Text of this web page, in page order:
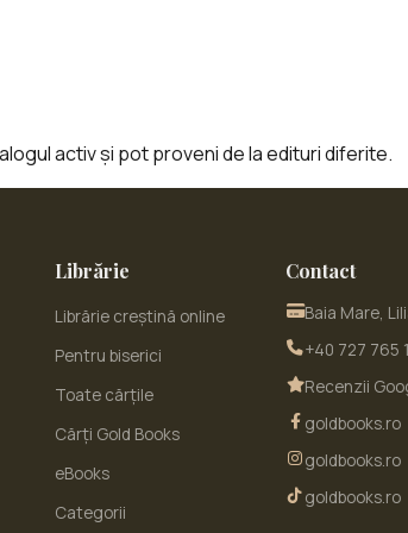
activ și pot proveni de la edituri diferite.
Librărie
Librărie creștină online
Pentru biserici
Toate cărțile
Cărți Gold Books
eBooks
Categorii
Contact
Baia Mare,
+40 727 765
Recenzii
goldbooks.ro
goldbooks.ro
goldbooks.ro